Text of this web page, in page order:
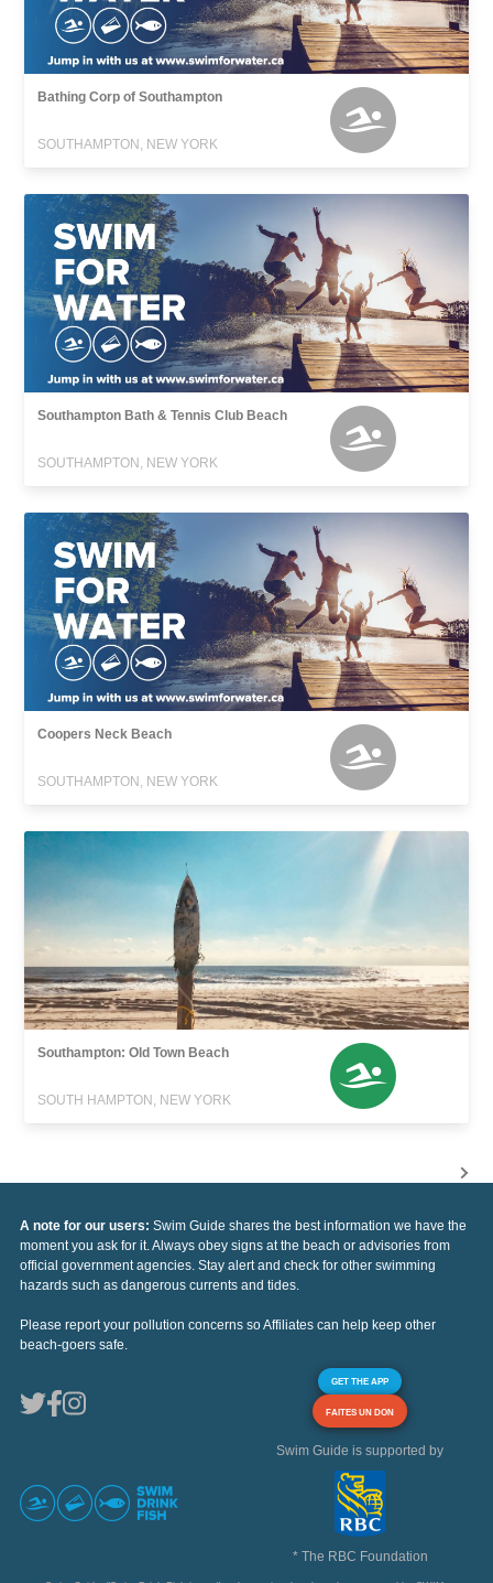
Bathing Corp of Southampton
SOUTHAMPTON, NEW YORK
Southampton Bath & Tennis Club Beach
SOUTHAMPTON, NEW YORK
Coopers Neck Beach
SOUTHAMPTON, NEW YORK
Southampton: Old Town Beach
SOUTH HAMPTON, NEW YORK
A note for our users: Swim Guide shares the best information we have the
moment you ask for it. Always obey signs at the beach or advisories from
official government agencies. Stay alert and check for other swimming
hazards such as dangerous currents and tides.
Please report your pollution concerns so Affiliates can help keep other
beach-goers safe.
GET THE APP
FAITES UN DON
Swim Guide is supported by
* The RBC Foundation